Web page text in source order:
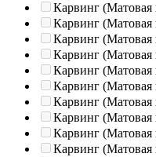
Карвинг (Матовая
Карвинг (Матовая
Карвинг (Матовая
Карвинг (Матовая
Карвинг (Матовая
Карвинг (Матовая
Карвинг (Матовая
Карвинг (Матовая
Карвинг (Матовая
Карвинг (Матовая